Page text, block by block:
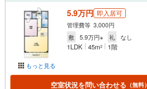
もっと見る
5.9万円 即入居可
管理費等 3,000円
敷
5.9万円※ 礼 なし
1LDK 45m2 1階
空室状況を問い合わせる （無料）